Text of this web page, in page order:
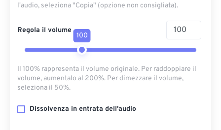
l'audio, seleziona "Copia" (opzione non consigliata).
Regola il volume
100
Il 100% rappresenta il volume originale. Per raddoppiare il
volume, aumentalo al 200%. Per dimezzare il volume,
seleziona il 50%.
Dissolvenza in entrata dell'audio